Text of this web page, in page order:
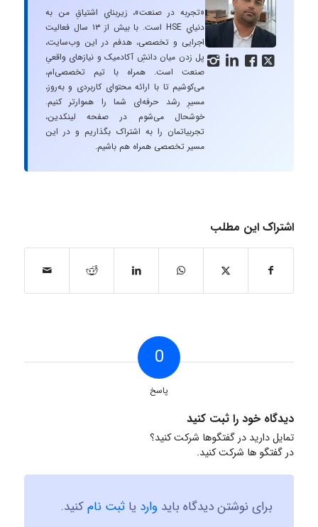
   
«تجربه در صنعت»، زیربنایِ اشتیاقِ من به
دنیایِ HSE است. با بیش از ۱۳ سال فعالیت
اجرایی و تخصصی، هدفم در این وب‌سایت،
پل زدن میان دانشِ آکادمیک و نیازهای واقعیِ
صنعت است. همراه با تیم تخصصی‌ام،
می‌کوشیم تا با ارائه محتوای کاربردی و به‌روز،
مسیرِ رشد حرفه‌ای شما را هموارتر کنیم.
خوشحال می‌شوم در صفحه لینکدین،
تجربیاتمان را به اشتراک بگذاریم و در این
مسیر تخصصی همراه هم باشیم.
اشتراک این مطلب
0
پاسخ
دیدگاه خود را ثبت کنید
تمایل دارید در گفتگوها شرکت کنید؟
در گفتگو ها شرکت کنید.
برای نوشتن دیدگاه باید وارد یا ثبت نامکنید.